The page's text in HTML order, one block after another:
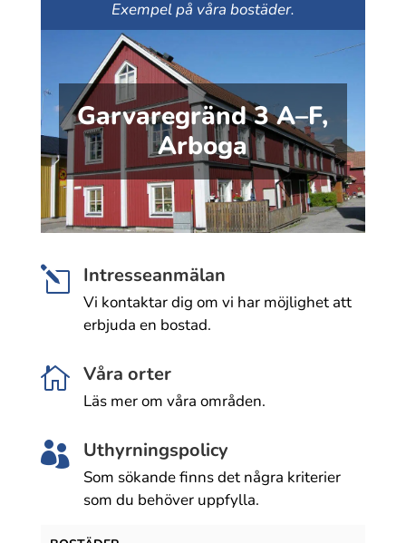
Exempel på våra bostäder.
Garvaregränd 3 A–F,
Arboga
l Intresseanmälan
Vi kontaktar dig om vi har möjlighet att
erbjuda en bostad.
 Våra orter
Läs mer om våra områden.
 Uthyrningspolicy
Som sökande finns det några kriterier
som du behöver uppfylla.